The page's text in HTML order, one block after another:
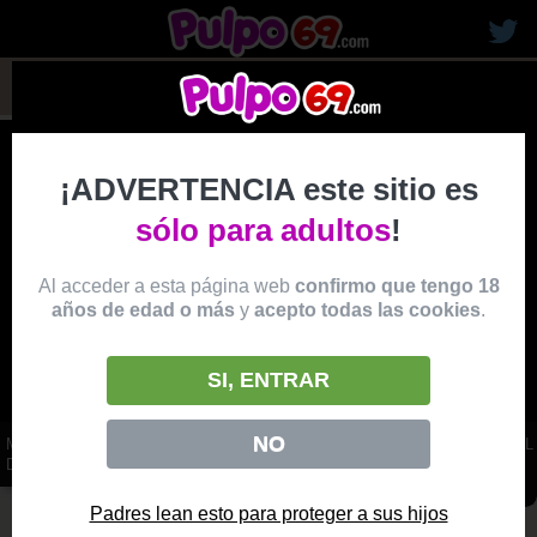
¡ADVERTENCIA este sitio es
sólo para adultos!
Al acceder a esta página web confirmo que tengo 18
años de edad o más y acepto todas las cookies.
NO
SI, ENTRAR
Padres lean esto para proteger a sus hijos
MORENA DELGADA DE COÑO PELUDO HACIENDOLE UNA MAMADA AL
DOCTOR EN SU CONSULTA